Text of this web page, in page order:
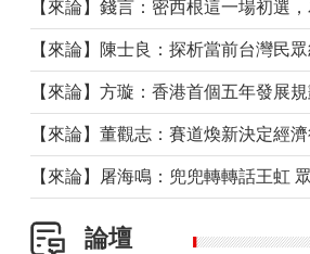
【來論】董觀志：賽道煥新決定經
論壇